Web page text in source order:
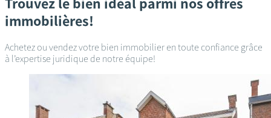
immobilières!
Achetez ou vendez votre bien immobilier en toute confiance grâce
à l’expertise juridique de notre équipe!